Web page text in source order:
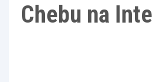
Chebu na